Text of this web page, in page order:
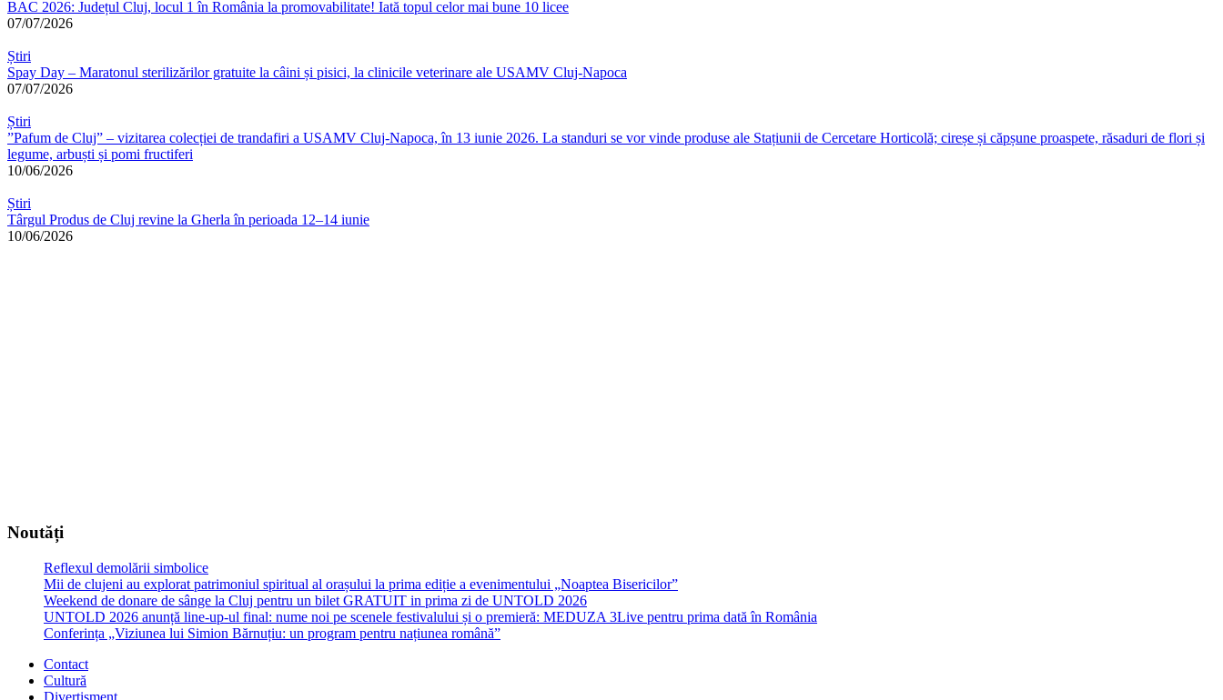
BAC 2026: Județul Cluj, locul 1 în România la promovabilitate! Iată topul celor mai bune 10 licee
07/07/2026
Știri
Spay Day – Maratonul sterilizărilor gratuite la câini și pisici, la clinicile veterinare ale USAMV Cluj-Napoca
07/07/2026
Știri
”Pafum de Cluj” – vizitarea colecției de trandafiri a USAMV Cluj-Napoca, în 13 iunie 2026. La standuri se vor vinde produse ale Stațiunii de Cercetare Horticolă; cireșe și căpșune proaspete, răsaduri de flori și
legume, arbuști și pomi fructiferi
10/06/2026
Știri
Târgul Produs de Cluj revine la Gherla în perioada 12–14 iunie
10/06/2026
Noutăți
Reflexul demolării simbolice
Mii de clujeni au explorat patrimoniul spiritual al orașului la prima ediție a evenimentului „Noaptea Bisericilor”
Weekend de donare de sânge la Cluj pentru un bilet GRATUIT in prima zi de UNTOLD 2026
UNTOLD 2026 anunță line-up-ul final: nume noi pe scenele festivalului și o premieră: MEDUZA 3Live pentru prima dată în România
Conferința „Viziunea lui Simion Bărnuțiu: un program pentru națiunea română”
Contact
Cultură
Divertisment